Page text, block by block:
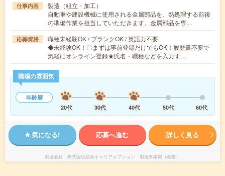
仕事内容
製造（組立・加工）
自動車や建設機械に使用される金属部品を、熱処理する前後
の準備作業を担当していただきます。金属部品を専…
応募資格
職種未経験OK / ブランクOK / 英語力不要
◆未経験OK！〇まずは事前登録だけでもOK！履歴書不要で
気軽にオンライン登録★氏名・職種などを入力す…
職場の雰囲気
年齢層
20代
30代 40代 50代 60代
気になる! 応募へ進む 詳しく見る
派遣会社 株式会社綜合キャリアオプション 製造事業部（全国）